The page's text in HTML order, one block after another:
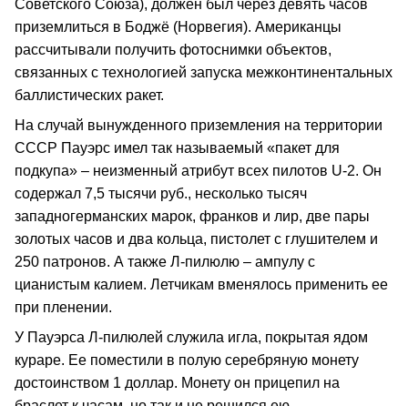
Советского Союза), должен был через девять часов
приземлиться в Боджё (Норвегия). Американцы
рассчитывали получить фотоснимки объектов,
связанных с технологией запуска межконтинентальных
баллистических ракет.
На случай вынужденного приземления на территории
СССР Пауэрс имел так называемый «пакет для
подкупа» – неизменный атрибут всех пилотов U-2. Он
содержал 7,5 тысячи руб., несколько тысяч
западногерманских марок, франков и лир, две пары
золотых часов и два кольца, пистолет с глушителем и
250 патронов. А также Л-пилюлю – ампулу с
цианистым калием. Летчикам вменялось применить ее
при пленении.
У Пауэрса Л-пилюлей служила игла, покрытая ядом
кураре. Ее поместили в полую серебряную монету
достоинством 1 доллар. Монету он прицепил на